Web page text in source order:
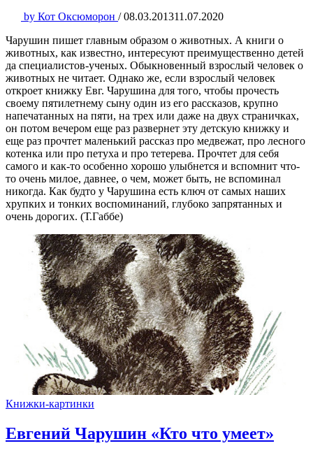
by Кот Оксюморон / 08.03.201311.07.2020
Чарушин пишет главным образом о животных. А книги о
животных, как известно, интересуют преимущественно детей
да специалистов-ученых. Обыкновенный взрослый человек о
животных не читает. Однако же, если взрослый человек
откроет книжку Евг. Чарушина для того, чтобы прочесть
своему пятилетнему сыну один из его рассказов, крупно
напечатанных на пяти, на трех или даже на двух страничках,
он потом вечером еще раз развернет эту детскую книжку и
еще раз прочтет маленький рассказ про медвежат, про лесного
котенка или про петуха и про тетерева. Прочтет для себя
самого и как-то особенно хорошо улыбнется и вспомнит что-
то очень милое, давнее, о чем, может быть, не вспоминал
никогда. Как будто у Чарушина есть ключ от самых наших
хрупких и тонких воспоминаний, глубоко запрятанных и
очень дорогих. (Т.Габбе)
Книжки-картинки
Евгений Чарушин «Кто что умеет»